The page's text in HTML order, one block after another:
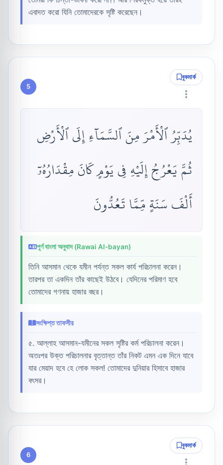
এবাদত করো যিনি তোমাদেরকে সৃষ্টি করেছেন।
5
বুকমার্ক
يُدَبِّرُ ٱلْأَمْرَ مِنَ ٱلسَّمَآءِ إِلَى ٱلْأَرْضِ
ثُمَّ يَعْرُجُ إِلَيْهِ فِى يَوْمٍ كَانَ مِقْدَارُهُۥٓ
أَلْفَ سَنَةٍ مِّمَّا تَعُدُّونَ
পূর্ণ বাংলা অনুবাদ (Rawai Al-bayan)
তিনি আসমান থেকে যমীন পর্যন্ত সকল কার্য পরিচালনা করেন।
তারপর তা একদিন তাঁর কাছেই উঠবে। যেদিনের পরিমাণ হবে
তোমাদের গণনায় হাজার বছর।
সংক্ষিপ্ত তাফসীর
৫. আল্লাহ আসমান-যমীনের সকল সৃষ্টির কর্ম পরিচালনা করেন।
অতঃপর উক্ত পরিচালনার বৃত্তান্ত তাঁর নিকট এমন এক দিনে যাবে
যার মেয়াদ হবে হে লোক সকল! তোমাদের দুনিয়ার হিসাবে হাজার
বৎসর।
6
বুকমার্ক